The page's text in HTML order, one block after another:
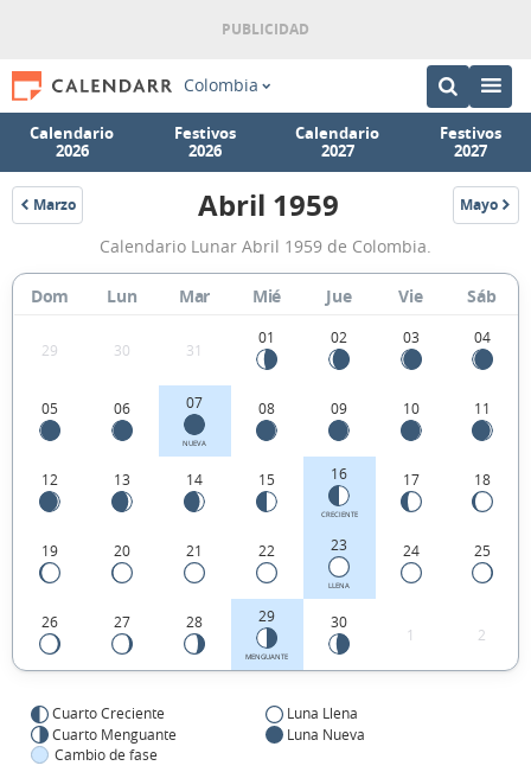
Colombia
Calendario
2026
Festivos
2026
Calendario
2027
Festivos
2027
Marzo
1959
Calendario
Lunar
Abril
1959
de
Colombia.
Abril 1959 Mayo
1959
Calendario Lunar Abril 1959 de Colombia.
Dom Lun Mar Mié Jue Vie Sáb
29 30 31
01 02 03 04
05 06 07
NUEVA
08 09 10 11
12 13 14 15 16
CRECIENTE
17 18
19 20 21 22 23
LLENA
24 25
26 27 28 29
MENGUANTE
30
1 2
Cuarto Creciente
Luna Llena
Cuarto Menguante
Luna Nueva
Cambio de fase